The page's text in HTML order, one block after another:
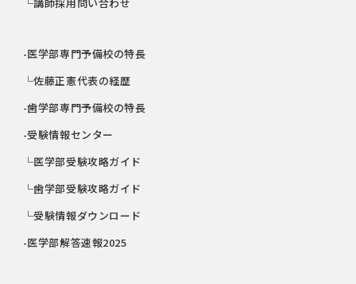
-医学部専門予備校の特長
└佐藤正憲代表の経歴
-歯学部専門予備校の特長
-受験情報センター
└医学部受験攻略ガイド
└歯学部受験攻略ガイド
└受験情報ダウンロード
-医学部解答速報2025